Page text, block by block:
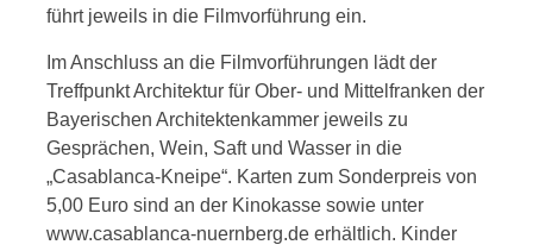
führt jeweils in die Filmvorführung ein.
Im Anschluss an die Filmvorführungen lädt der
Treffpunkt Architektur für Ober- und Mittelfranken der
Bayerischen Architektenkammer jeweils zu
Gesprächen, Wein, Saft und Wasser in die
„Casablanca-Kneipe“. Karten zum Sonderpreis von
5,00 Euro sind an der Kinokasse sowie unter
www.casablanca-nuernberg.de erhältlich. Kinder